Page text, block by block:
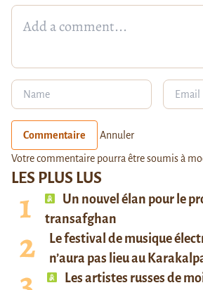
LES PLUS LUS
Un nouvel élan pour le
transafghan
Le festival de musique
n’aura pas lieu au
Les artistes russes de
Commentaire Annuler
Votre commentaire pourra être soumis à